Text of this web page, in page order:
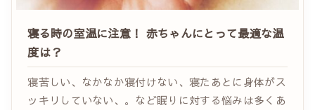
寝る時の室温に注意！ 赤ちゃんにとって最適な温
度は？
寝苦しい、なかなか寝付けない、寝たあとに身体がス
ッキリしていない、。など眠りに対する悩みは多くあ